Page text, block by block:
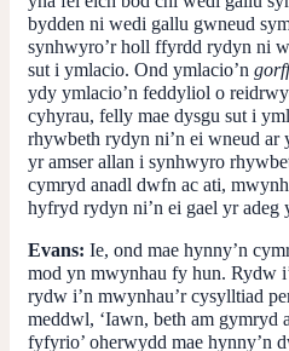
bydden ni wedi gallu gwneud
synhwyro’r holl ffyrdd rydyn ni
sut i ymlacio. Ond ymlacio’n
ydy ymlacio’n feddyliol o
cyhyrau, felly mae dysgu sut i
rhywbeth rydyn ni’n ei wneud ar
yr amser allan i synhwyro
cymryd anadl dwfn ac ati,
hyfryd rydyn ni’n ei gael yr adeg
Evans: Ie, ond mae hynny’n
mod yn mwynhau fy hun. Rydw
rydw i’n mwynhau’r cysylltiad
meddwl, ‘Iawn, beth am gymryd
fyfyrio’ oherwydd mae hynny’n